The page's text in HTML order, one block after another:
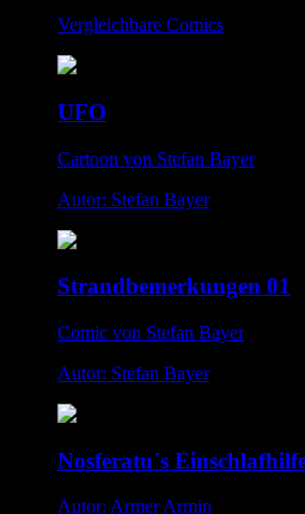
Vergleichbare Comics
UFO
Cartoon von Stefan Bayer
Autor: Stefan Bayer
Strandbemerkungen 01
Comic von Stefan Bayer
Autor: Stefan Bayer
Nosferatu´s
Autor: Armer Armin